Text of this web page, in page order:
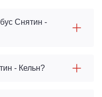
Снятин -
- Кельн?